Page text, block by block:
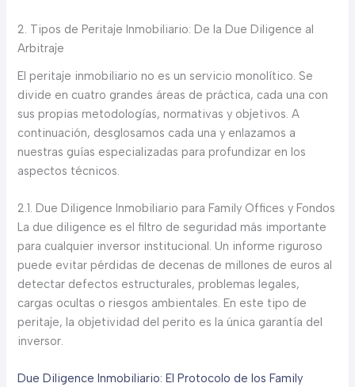
2. Tipos de Peritaje Inmobiliario: De la Due Diligence al
Arbitraje
El peritaje inmobiliario no es un servicio monolítico. Se
divide en cuatro grandes áreas de práctica, cada una con
sus propias metodologías, normativas y objetivos. A
continuación, desglosamos cada una y enlazamos a
nuestras guías especializadas para profundizar en los
aspectos técnicos.
2.1. Due Diligence Inmobiliario para Family Offices y Fondos
La due diligence es el filtro de seguridad más importante
para cualquier inversor institucional. Un informe riguroso
puede evitar pérdidas de decenas de millones de euros al
detectar defectos estructurales, problemas legales,
cargas ocultas o riesgos ambientales. En este tipo de
peritaje, la objetividad del perito es la única garantía del
inversor.
Due Diligence Inmobiliario: El Protocolo de los Family